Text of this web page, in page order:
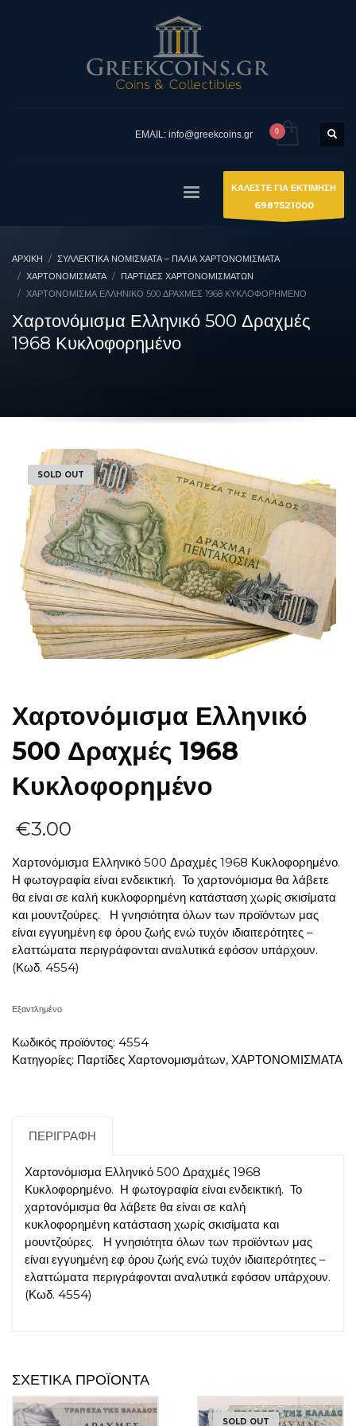
EMAIL: info@greekcoins.gr
ΚΑΛΕΣΤΕ ΓΙΑ ΕΚΤΙΜΗΣΗ
6987521000
ΑΡΧΙΚΉ
ΣΥΛΛΕΚΤΙΚΆ ΝΟΜΊΣΜΑΤΑ – ΠΑΛΙΆ ΧΑΡΤΟΝΟΜΊΣΜΑΤΑ
ΧΑΡΤΟΝΟΜΙΣΜΑΤΑ
ΠΑΡΤΊΔΕΣ ΧΑΡΤΟΝΟΜΙΣΜΆΤΩΝ
ΧΑΡΤΟΝΌΜΙΣΜΑ ΕΛΛΗΝΙΚΌ 500 ΔΡΑΧΜΈΣ 1968 ΚΥΚΛΟΦΟΡΗΜΈΝΟ
Χαρτονόμισμα Ελληνικό 500 Δραχμές
1968 Κυκλοφορημένο
SOLD OUT
Χαρτονόμισμα Ελληνικό
500 Δραχμές 1968
Κυκλοφορημένο
€3.00
Χαρτονόμισμα Ελληνικό 500 Δραχμές 1968 Κυκλοφορημένο.
Η φωτογραφία είναι ενδεικτική. Το χαρτονόμισμα θα λάβετε
θα είναι σε καλή κυκλοφορημένη κατάσταση χωρίς σκισίματα
και μουντζούρες. Η γνησιότητα όλων των προϊόντων μας
είναι εγγυημένη εφ όρου ζωής ενώ τυχόν ιδιαιτερότητες –
ελαττώματα περιγράφονται αναλυτικά εφόσον υπάρχουν.
(Κωδ. 4554)
Εξαντλημένο
Κωδικός προϊόντος: 4554
Κατηγορίες: Παρτίδες Χαρτονομισμάτων, ΧΑΡΤΟΝΟΜΙΣΜΑΤΑ
ΠΕΡΙΓΡΑΦΉ
Χαρτονόμισμα Ελληνικό 500 Δραχμές 1968
Κυκλοφορημένο. Η φωτογραφία είναι ενδεικτική. Το
χαρτονόμισμα θα λάβετε θα είναι σε καλή
κυκλοφορημένη κατάσταση χωρίς σκισίματα και
μουντζούρες. Η γνησιότητα όλων των προϊόντων μας
είναι εγγυημένη εφ όρου ζωής ενώ τυχόν ιδιαιτερότητες –
ελαττώματα περιγράφονται αναλυτικά εφόσον υπάρχουν.
(Κωδ. 4554)
ΣΧΕΤΙΚΆ ΠΡΟΪΌΝΤΑ
SOLD OUT